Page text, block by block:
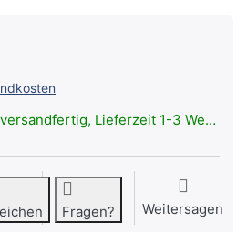
Lieferzeit 1-3 Werktage.
Fragen? Weitersagen